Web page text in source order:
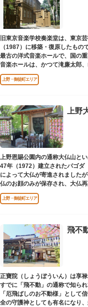
旧東京音楽学校奏楽堂は、東京
（1987）に移築・復原したも
最古の洋式音楽ホールで、国の
音楽ホールは、かつて滝廉太郎
です。
上野・御徒町エリア
上野
上野恩賜公園内の通称大仏山と
47年（1972）建立されたパゴダ
によって大仏が寄進されました
仏のお顔のみが保存され、大仏
ゴダが建てられました。
上野・御徒町エリア
飛不
正寶院（しょうぼういん）は享
すでに「飛不動」の通称で知ら
「厄飛ばしのお不動様」として
全の守護神としても有名になり